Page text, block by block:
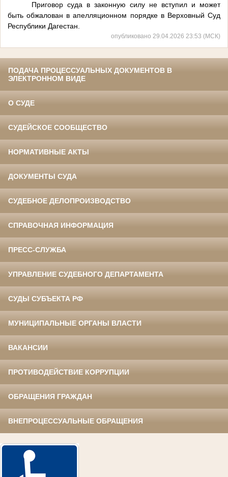
Приговор суда в законную силу не вступил и может
быть обжалован в апелляционном порядке в Верховный Суд
Республики Дагестан.
опубликовано 29.04.2026 23:53 (МСК)
ПОДАЧА ПРОЦЕССУАЛЬНЫХ ДОКУМЕНТОВ В
ЭЛЕКТРОННОМ ВИДЕ
О СУДЕ
СУДЕЙСКОЕ СООБЩЕСТВО
НОРМАТИВНЫЕ АКТЫ
ДОКУМЕНТЫ СУДА
СУДЕБНОЕ ДЕЛОПРОИЗВОДСТВО
СПРАВОЧНАЯ ИНФОРМАЦИЯ
ПРЕСС-СЛУЖБА
УПРАВЛЕНИЕ СУДЕБНОГО ДЕПАРТАМЕНТА
СУДЫ СУБЪЕКТА РФ
МУНИЦИПАЛЬНЫЕ ОРГАНЫ ВЛАСТИ
ВАКАНСИИ
ПРОТИВОДЕЙСТВИЕ КОРРУПЦИИ
ОБРАЩЕНИЯ ГРАЖДАН
ВНЕПРОЦЕССУАЛЬНЫЕ ОБРАЩЕНИЯ